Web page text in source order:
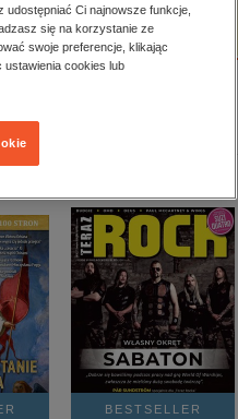
BESTSELLER
Ci najnowsze funkcje,
się na korzystanie ze
swoje preferencje, klikając
ustawienia cookies lub